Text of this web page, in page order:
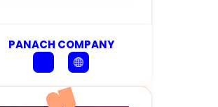
PANACH COMPANY